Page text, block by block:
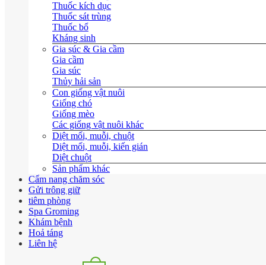
Thuốc kích dục
Thuốc sát trùng
Thuốc bổ
Kháng sinh
Gia súc & Gia cầm
Gia cầm
Gia súc
Thủy hải sản
Con giống vật nuôi
Giống chó
Giống mèo
Các giống vật nuôi khác
Diệt mối, muỗi, chuột
Diệt mối, muỗi, kiến gián
Diệt chuột
Sản phẩm khác
Cẩm nang chăm sóc
Gửi trông giữ
tiêm phòng
Spa Groming
Khám bệnh
Hoả táng
Liên hệ